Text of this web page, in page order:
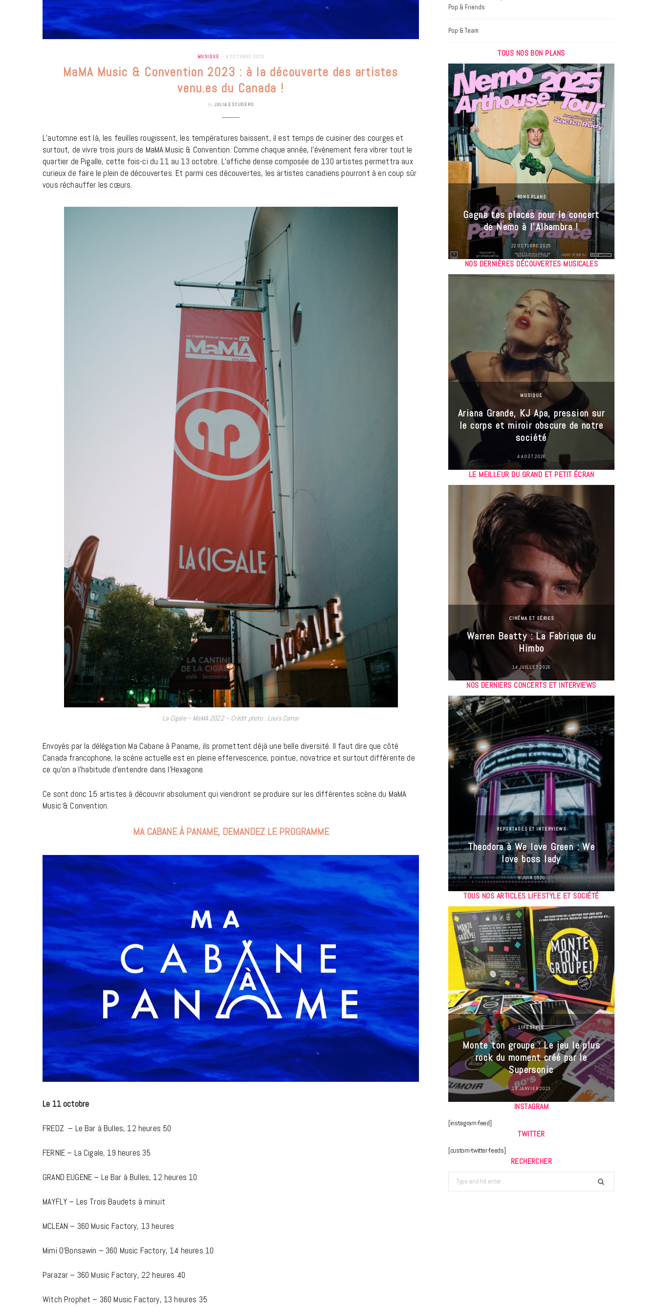
MUSIQUE 4 OCTOBRE 2023
MaMA Music & Convention 2023 : à la découverte des artistes
venu.es du Canada !
by JULIA ESCUDERO
L’automne est là, les feuilles rougissent, les températures baissent, il est temps de cuisiner des courges et
surtout, de vivre trois jours de MaMA Music & Convention. Comme chaque année, l’évènement fera vibrer tout le
quartier de Pigalle, cette fois-ci du 11 au 13 octobre. L’affiche dense composée de 130 artistes permettra aux
curieux de faire le plein de découvertes. Et parmi ces découvertes, les artistes canadiens pourront à en coup sûr
vous réchauffer les cœurs.
La Cigale – MaMA 2022 – Crédit photo : Louis Comar
Envoyés par la délégation Ma Cabane à Paname, ils promettent déjà une belle diversité. Il faut dire que côté
Canada francophone, la scène actuelle est en pleine effervescence, pointue, novatrice et surtout différente de
ce qu’on a l’habitude d’entendre dans l’Hexagone.
Ce sont donc 15 artistes à découvrir absolument qui viendront se produire sur les différentes scène du MaMA
Music & Convention.
MA CABANE À PANAME, DEMANDEZ LE PROGRAMME
Le 11 octobre
FREDZ – Le Bar à Bulles, 12 heures 50
FERNIE – La Cigale, 19 heures 35
GRAND EUGENE – Le Bar à Bulles, 12 heures 10
MAYFLY – Les Trois Baudets à minuit
MCLEAN – 360 Music Factory, 13 heures
Mimi O’Bonsawin – 360 Music Factory, 14 heures 10
Parazar – 360 Music Factory, 22 heures 40
Witch Prophet – 360 Music Factory, 13 heures 35
Pop & Friends
Pop & Team
TOUS NOS BON PLANS
concerts, expos, kart, aéroplume…
à la Cité des Sciences
BONS PLANS
Gagne tes places pour le concert
de Nemo à l’Alhambra !
22 OCTOBRE 2025
NOS DERNIÈRES DÉCOUVERTES MUSICALES
MUSIQUE
Ariana Grande, KJ Apa, pression sur
le corps et miroir obscure de notre
société
4 AOÛT 2026
LE MEILLEUR DU GRAND ET PETIT ÉCRAN
CINÉMA ET SÉRIES
Disclosure Day : le retour en grâce
de Steven Spielberg
9 JUIN 2026
CINÉMA ET SÉRIES
Warren Beatty : La Fabrique du
Himbo
14 JUILLET 2026
NOS DERNIERS CONCERTS ET INTERVIEWS
la Montagne de Gorillaz
7 JUIN 2026
REPORTAGES ET INTERVIEWS
Theodora à We love Green : We
love boss lady
9 JUIN 2026
TOUS NOS ARTICLES LIFESTYLE ET SOCIÉTÉ
LIFESTYLE
Gainsbourg, toute une vie :
documentaire plus Ginsburg que
Gainsbarre à ne pas manquer sur
LIFESTYLE
Monte ton groupe : Le jeu le plus
rock du moment créé par le
Supersonic
18 JANVIER 2023
INSTAGRAM
[instagram-feed]
TWITTER
[custom-twitter-feeds]
RECHERCHER
Search
for: